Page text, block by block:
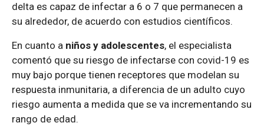
delta es capaz de infectar a 6 o 7 que permanecen a
su alrededor, de acuerdo con estudios científicos.
En cuanto a niños y adolescentes, el especialista
comentó que su riesgo de infectarse con covid-19 es
muy bajo porque tienen receptores que modelan su
respuesta inmunitaria, a diferencia de un adulto cuyo
riesgo aumenta a medida que se va incrementando su
rango de edad.